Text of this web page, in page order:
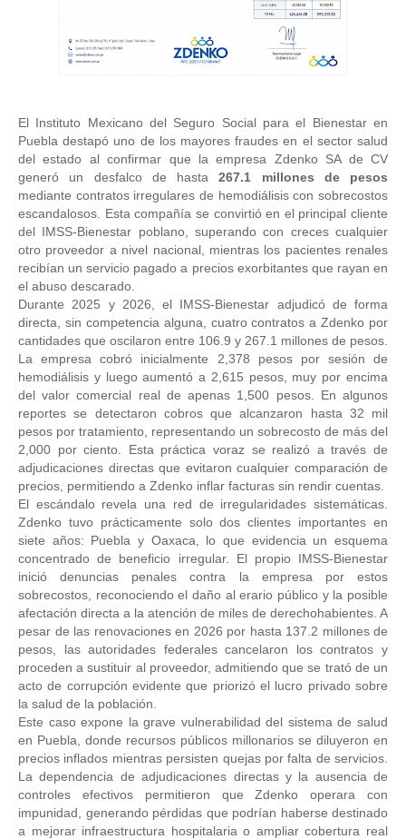
El Instituto Mexicano del Seguro Social para el Bienestar en
Puebla destapó uno de los mayores fraudes en el sector salud
del estado al confirmar que la empresa Zdenko SA de CV
generó un desfalco de hasta 267.1 millones de pesos
mediante contratos irregulares de hemodiálisis con sobrecostos
escandalosos. Esta compañía se convirtió en el principal cliente
del IMSS-Bienestar poblano, superando con creces cualquier
otro proveedor a nivel nacional, mientras los pacientes renales
recibían un servicio pagado a precios exorbitantes que rayan en
el abuso descarado.
Durante 2025 y 2026, el IMSS-Bienestar adjudicó de forma
directa, sin competencia alguna, cuatro contratos a Zdenko por
cantidades que oscilaron entre 106.9 y 267.1 millones de pesos.
La empresa cobró inicialmente 2,378 pesos por sesión de
hemodiálisis y luego aumentó a 2,615 pesos, muy por encima
del valor comercial real de apenas 1,500 pesos. En algunos
reportes se detectaron cobros que alcanzaron hasta 32 mil
pesos por tratamiento, representando un sobrecosto de más del
2,000 por ciento. Esta práctica voraz se realizó a través de
adjudicaciones directas que evitaron cualquier comparación de
precios, permitiendo a Zdenko inflar facturas sin rendir cuentas.
El escándalo revela una red de irregularidades sistemáticas.
Zdenko tuvo prácticamente solo dos clientes importantes en
siete años: Puebla y Oaxaca, lo que evidencia un esquema
concentrado de beneficio irregular. El propio IMSS-Bienestar
inició denuncias penales contra la empresa por estos
sobrecostos, reconociendo el daño al erario público y la posible
afectación directa a la atención de miles de derechohabientes. A
pesar de las renovaciones en 2026 por hasta 137.2 millones de
pesos, las autoridades federales cancelaron los contratos y
proceden a sustituir al proveedor, admitiendo que se trató de un
acto de corrupción evidente que priorizó el lucro privado sobre
la salud de la población.
Este caso expone la grave vulnerabilidad del sistema de salud
en Puebla, donde recursos públicos millonarios se diluyeron en
precios inflados mientras persisten quejas por falta de servicios.
La dependencia de adjudicaciones directas y la ausencia de
controles efectivos permitieron que Zdenko operara con
impunidad, generando pérdidas que podrían haberse destinado
a mejorar infraestructura hospitalaria o ampliar cobertura real